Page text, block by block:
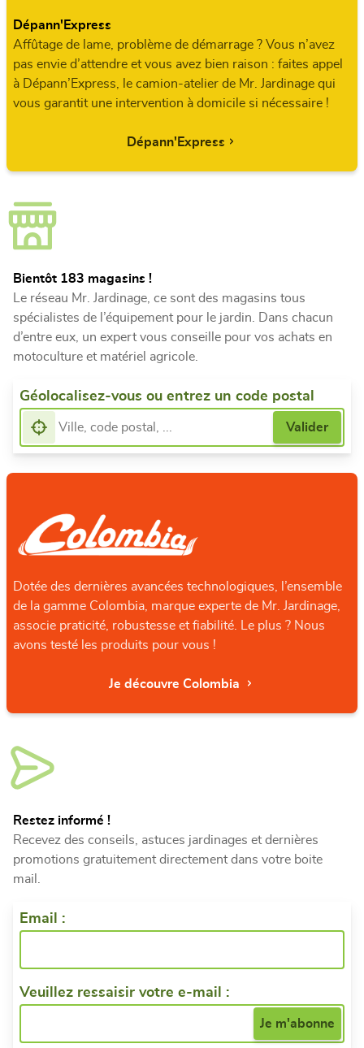
Dépann'Express
Affûtage de lame, problème de démarrage ? Vous n’avez
pas envie d’attendre et vous avez bien raison : faites appel
à Dépann’Express, le camion-atelier de Mr. Jardinage qui
vous garantit une intervention à domicile si nécessaire !
Dépann'Express
Bientôt 183 magasins !
Le réseau Mr. Jardinage, ce sont des magasins tous
spécialistes de l’équipement pour le jardin. Dans chacun
d’entre eux, un expert vous conseille pour vos achats en
motoculture et matériel agricole.
Géolocalisez-vous ou entrez un code postal
Dotée des dernières avancées technologiques, l’ensemble
de la gamme Colombia, marque experte de Mr. Jardinage,
associe praticité, robustesse et fiabilité. Le plus ? Nous
avons testé les produits pour vous !
Je découvre Colombia
Restez informé !
Recevez des conseils, astuces jardinages et dernières
promotions gratuitement directement dans votre boite
mail.
Email :
Veuillez ressaisir votre e-mail :